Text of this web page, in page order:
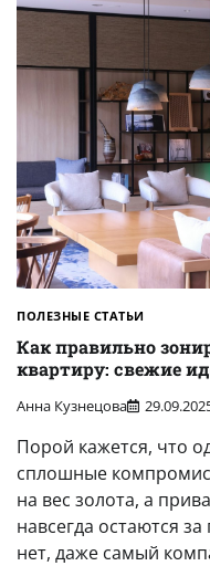
ПОЛЕЗНЫЕ СТАТЬИ
Как правильно
квартиру: свежие
Анна Кузнецова
Порой кажется, что
сплошные
на вес золота, а
навсегда остаются
нет, даже самый